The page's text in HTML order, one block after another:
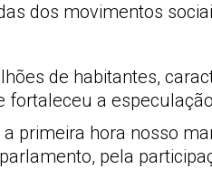
dos movimentos
de habitantes,
a
primeira hora nosso
pela